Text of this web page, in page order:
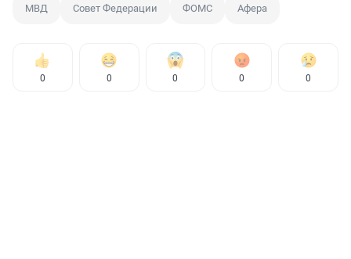
МВД Совет Федерации ФОМС Афера
0 0 0 0 0